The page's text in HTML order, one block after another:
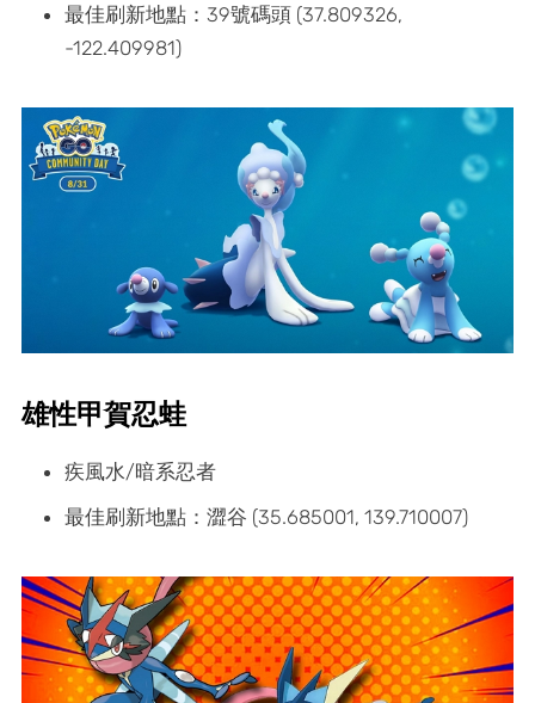
最佳刷新地點：39號碼頭 (37.809326,
-122.409981)
雄性甲賀忍蛙
疾風水/暗系忍者
最佳刷新地點：澀谷 (35.685001, 139.710007)